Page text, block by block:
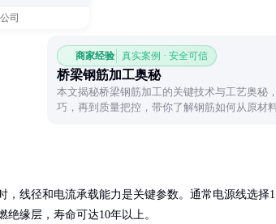
司
商家经验 真实案例 · 安全可信
桥梁钢筋加工奥秘
本文揭秘桥梁钢筋加工的关键技术与工艺奥秘
巧，再到质量把控，带你了解钢筋如何从原材
，线径和电流承载能力是关键参数。通常电源线选择
绝缘层，寿命可达10年以上。